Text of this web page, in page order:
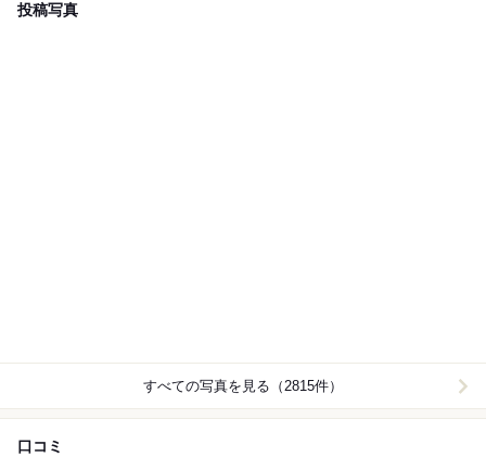
投稿写真
すべての写真を見る（2815件）
口コミ